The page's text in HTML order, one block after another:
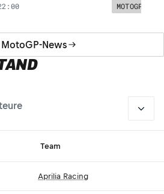
Team her.
MOTOGP
News
Team
Aprilia Racing